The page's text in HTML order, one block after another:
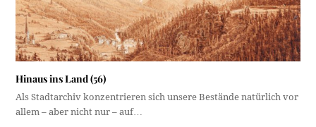
Hinaus ins Land (56)
Als Stadtarchiv konzentrieren sich unsere Bestände natürlich vor
allem – aber nicht nur – auf…